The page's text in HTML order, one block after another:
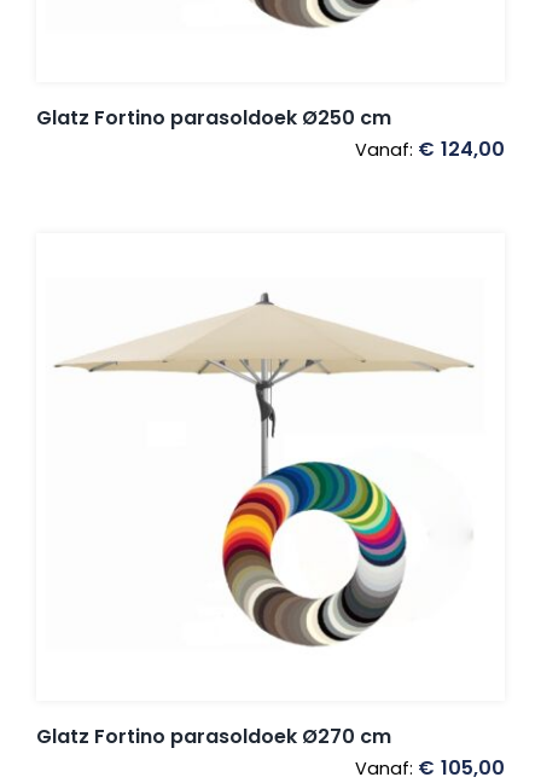
Glatz Fortino parasoldoek Ø250 cm
Vanaf: € 124,00
Glatz Fortino parasoldoek Ø270 cm
Vanaf: € 105,00